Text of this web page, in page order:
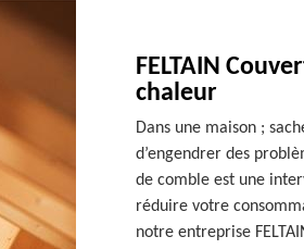
FELTAIN
chaleur
Dans une maison ;
d’engendrer des
de comble est une
réduire votre
notre entreprise